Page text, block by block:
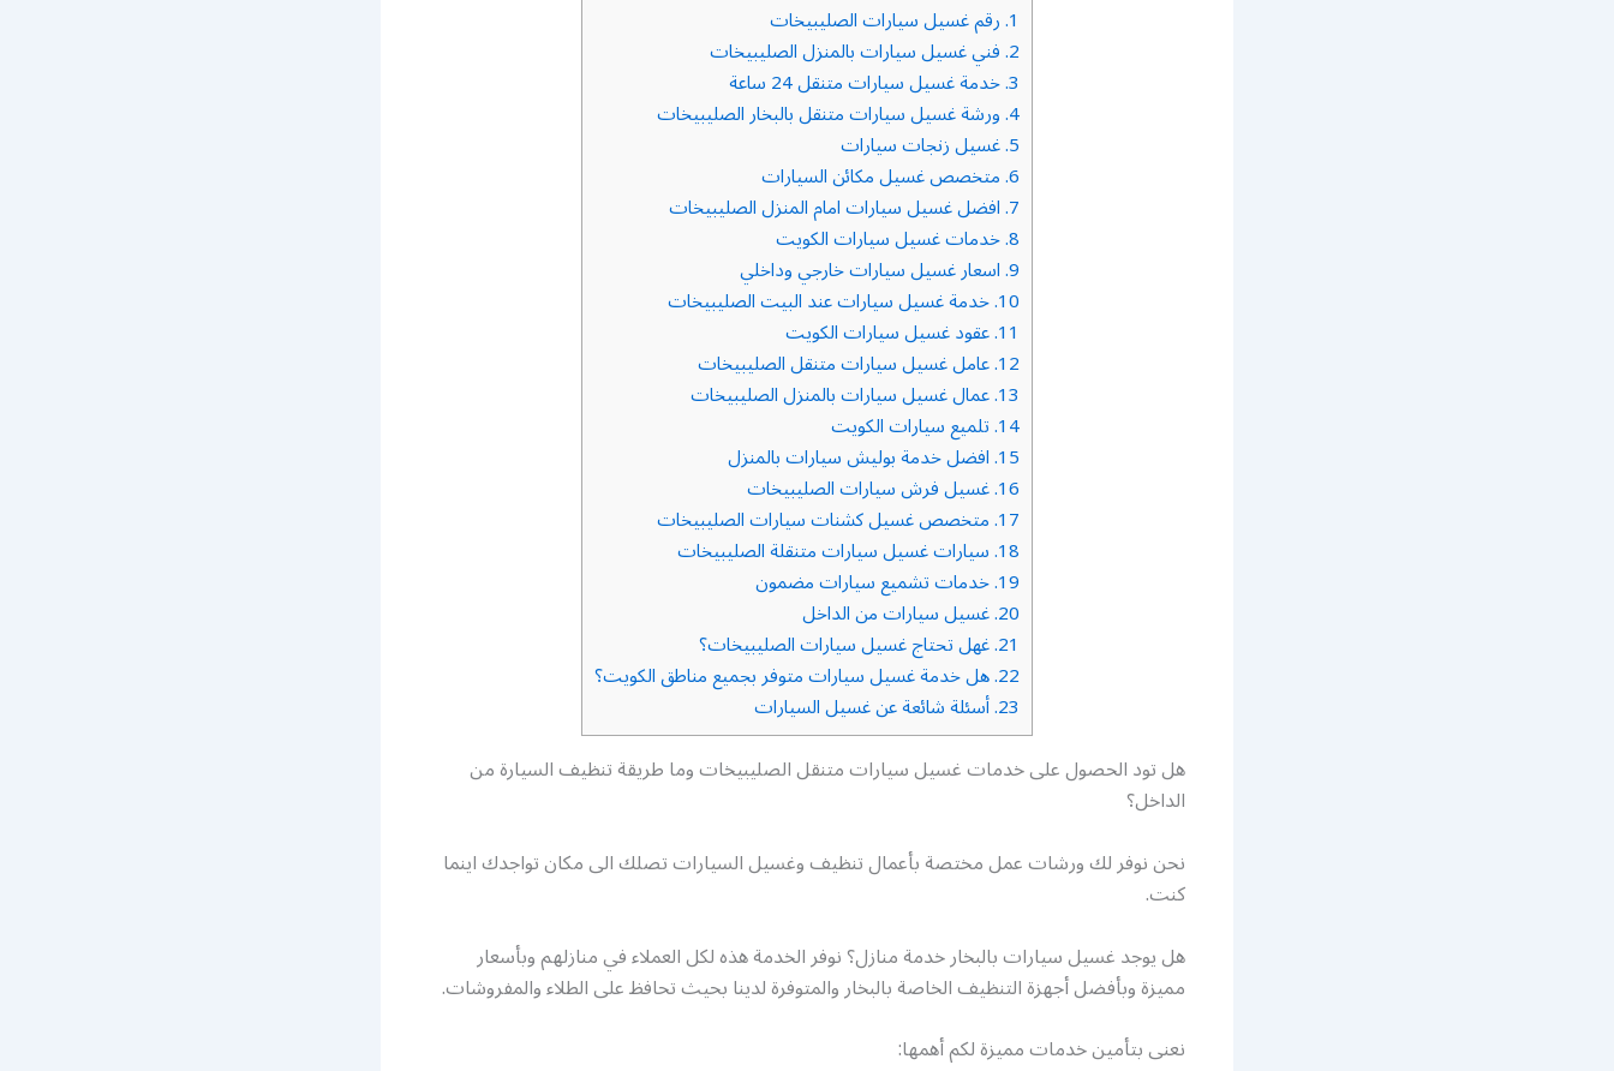
1. رقم غسيل سيارات الصليبيخات
2. فني غسيل سيارات بالمنزل الصليبيخات
3. خدمة غسيل سيارات متنقل 24 ساعة
4. ورشة غسيل سيارات متنقل بالبخار الصليبيخات
5. غسيل زنجات سيارات
6. متخصص غسيل مكائن السيارات
7. افضل غسيل سيارات امام المنزل الصليبيخات
8. خدمات غسيل سيارات الكويت
9. اسعار غسيل سيارات خارجي وداخلي
10. خدمة غسيل سيارات عند البيت الصليبيخات
11. عقود غسيل سيارات الكويت
12. عامل غسيل سيارات متنقل الصليبيخات
13. عمال غسيل سيارات بالمنزل الصليبيخات
14. تلميع سيارات الكويت
15. افضل خدمة بوليش سيارات بالمنزل
16. غسيل فرش سيارات الصليبيخات
17. متخصص غسيل كشنات سيارات الصليبيخات
18. سيارات غسيل سيارات متنقلة الصليبيخات
19. خدمات تشميع سيارات مضمون
20. غسيل سيارات من الداخل
21. غهل تحتاج غسيل سيارات الصليبيخات؟
22. هل خدمة غسيل سيارات متوفر بجميع مناطق الكويت؟
23. أسئلة شائعة عن غسيل السيارات
هل تود الحصول على خدمات غسيل سيارات متنقل الصليبيخات وما طريقة تنظيف السيارة من
الداخل؟
نحن نوفر لك ورشات عمل مختصة بأعمال تنظيف وغسيل السيارات تصلك الى مكان تواجدك اينما
كنت.
هل يوجد غسيل سيارات بالبخار خدمة منازل؟ نوفر الخدمة هذه لكل العملاء في منازلهم وبأسعار
مميزة وبأفضل أجهزة التنظيف الخاصة بالبخار والمتوفرة لدينا بحيث تحافظ على الطلاء والمفروشات.
نعنى بتأمين خدمات مميزة لكم أهمها: